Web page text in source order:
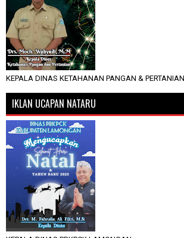
KEPALA DINAS KETAHANAN PANGAN &
IKLAN UCAPAN NATARU